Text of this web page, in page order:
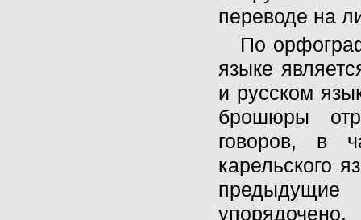
переводе на
По
языке
и русском
брошюры
говоров, в
карельского
предыдущие